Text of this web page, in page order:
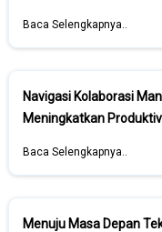
Baca Selengkapnya..
Navigasi Kolaborasi
Meningkatkan
Baca Selengkapnya..
Menuju Masa Depan